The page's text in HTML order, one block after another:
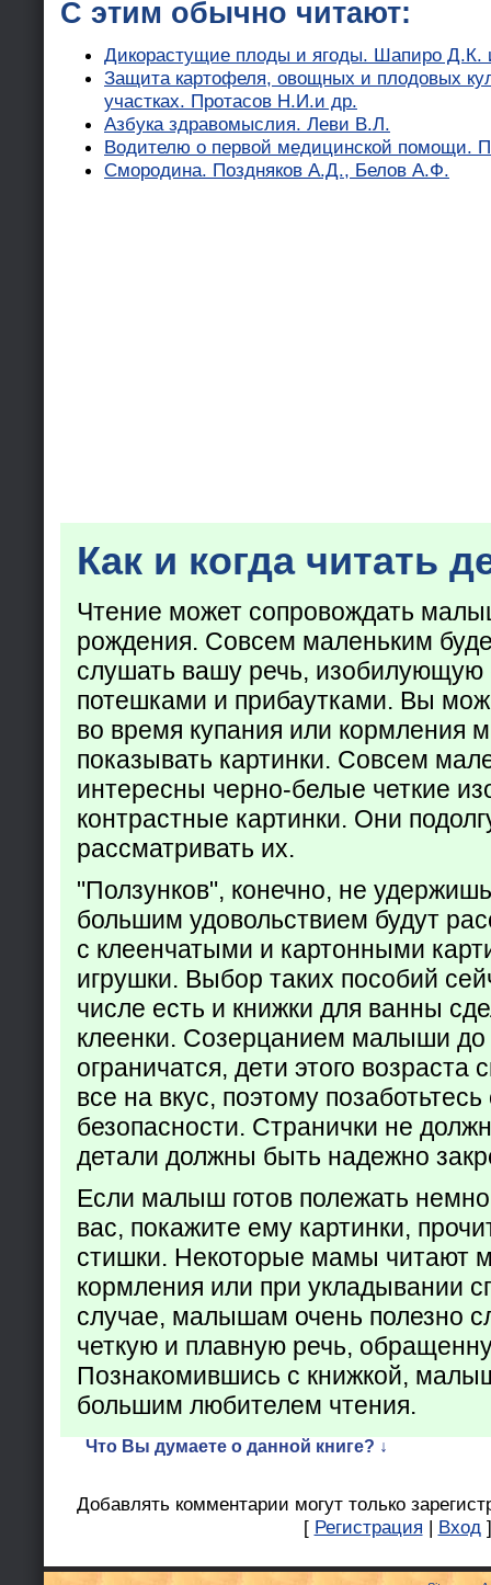
С этим обычно читают:
Дикорастущие плоды и ягоды. Шапиро Д.К.
Защита картофеля, овощных и плодовых
участках. Протасов Н.И.и др.
Азбука здравомыслия. Леви В.Л.
Водителю о первой медицинской помощи.
Смородина. Поздняков А.Д., Белов А.Ф.
Как и когда читать
Чтение может сопровождать
рождения. Совсем маленьким
слушать вашу речь,
потешками и прибаутками. Вы
во время купания или кормления
показывать картинки. Совсем
интересны черно-белые четкие
контрастные картинки. Они
рассматривать их.
"Ползунков", конечно, не
большим удовольствием будут
с клеенчатыми и картонными
игрушки. Выбор таких пособий
числе есть и книжки для ванны
клеенки. Созерцанием малыши до
ограничатся, дети этого возраста
все на вкус, поэтому позаботьтесь
безопасности. Странички не
детали должны быть надежно
Если малыш готов полежать
вас, покажите ему картинки,
стишки. Некоторые мамы читают
кормления или при укладывании
случае, малышам очень полезно
четкую и плавную речь,
Познакомившись с книжкой,
большим любителем чтения.
Что Вы думаете о данной книге? ↓
Добавлять комментарии могут только
[ Регистрация | Вход ]